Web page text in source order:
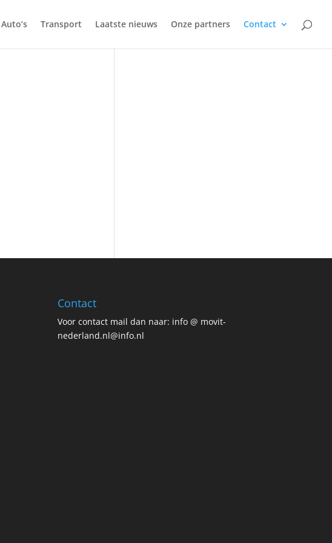
Auto’s Transport Laatste nieuws Onze partners Contact
Contact
Voor contact mail dan naar: info @ movit-
nederland.nl@info.nl